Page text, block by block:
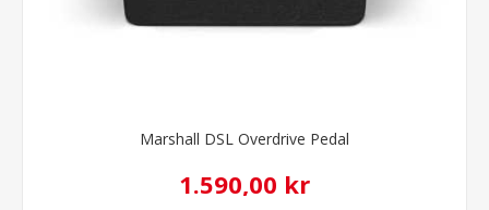
Marshall DSL Overdrive Pedal
1.590,00 kr